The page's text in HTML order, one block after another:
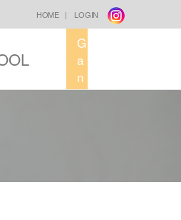
HOME | LOGIN
G
a
n
g
u